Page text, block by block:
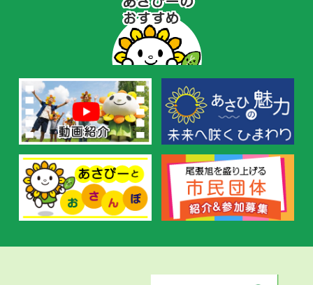
の
お
す
め